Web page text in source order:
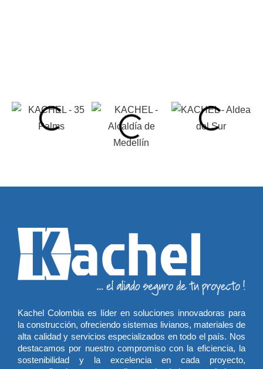
Kachel Colombia es líder en soluciones innovadoras para
la construcción, ofreciendo sistemas livianos, materiales de
alta calidad y servicios especializados en todo el país. Nos
destacamos por nuestro compromiso con la eficiencia, la
sostenibilidad y la excelencia en cada proyecto,